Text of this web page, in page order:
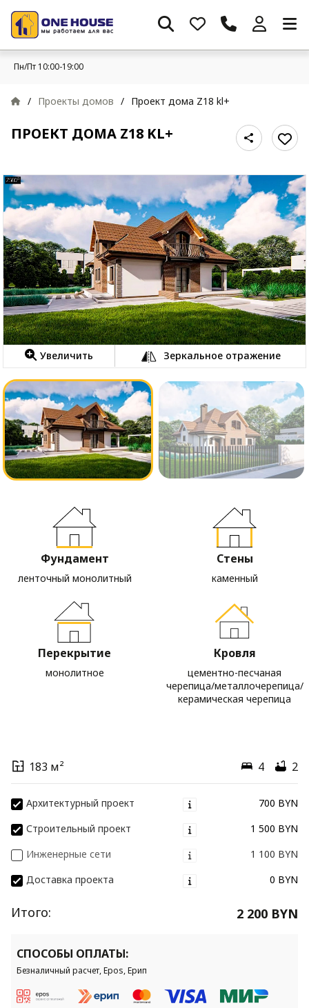
Пн/Пт 10:00-19:00
/ Проекты домов / Проект дома Z18 kl+
ПРОЕКТ ДОМА Z18 KL+
Увеличить Зеркальное отражение
Фундамент
ленточный монолитный
Стены
каменный
Перекрытие
монолитное
Кровля
цементно-песчаная
черепица/металлочерепица/
керамическая черепица
183 м² 4 2
Архитектурный проект
700 BYN
Строительный проект
1 500 BYN
Инженерные сети
1 100 BYN
Доставка проекта
0 BYN
Итого: 2 200 BYN
СПОСОБЫ ОПЛАТЫ:
Безналичный расчет, Epos, Ерип